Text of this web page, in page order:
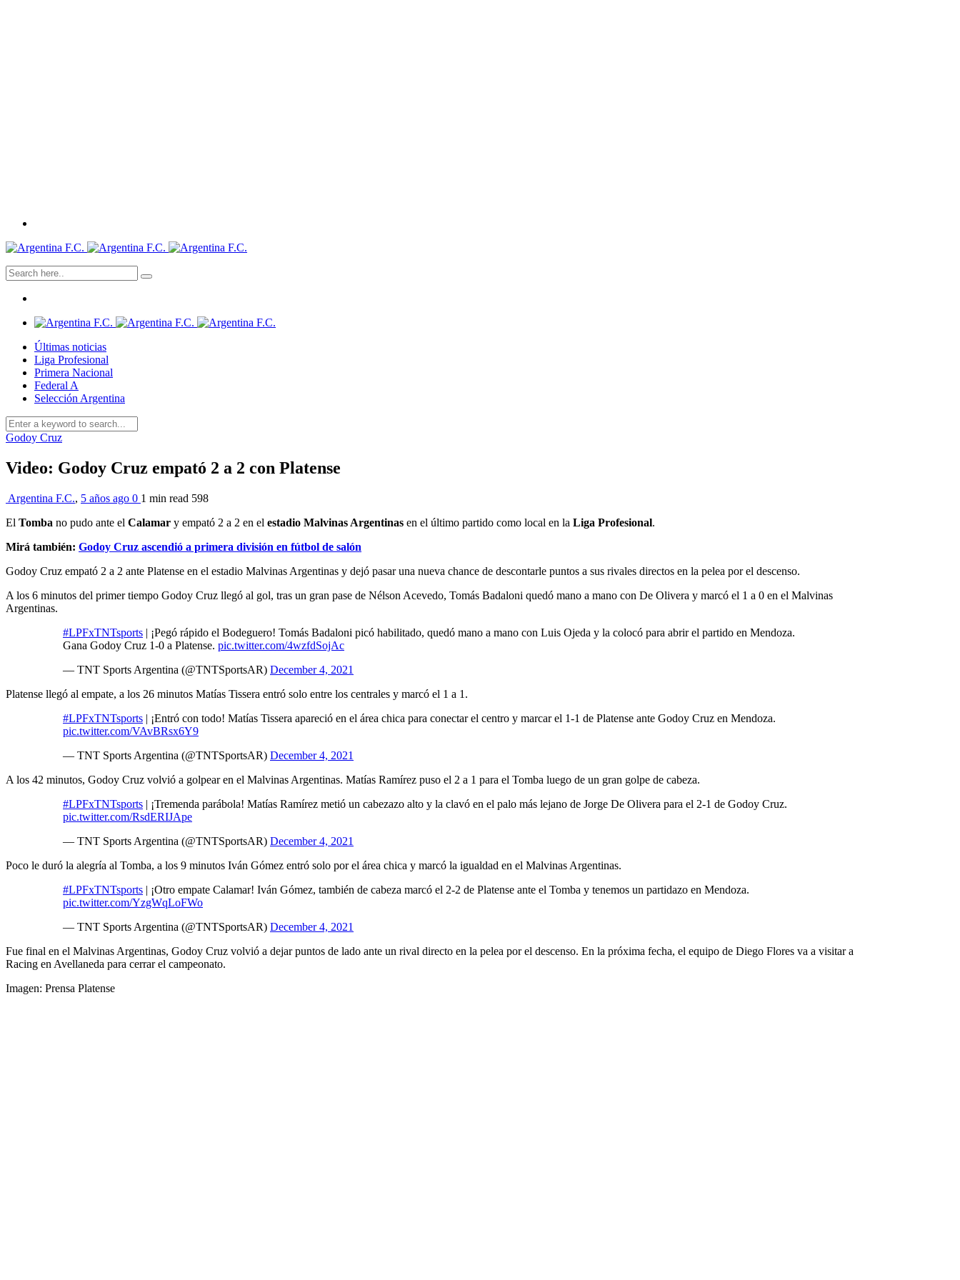
Últimas noticias
Liga Profesional
Primera Nacional
Federal A
Selección Argentina
Godoy Cruz
Video: Godoy Cruz empató 2 a 2 con Platense
Argentina F.C., 5 años ago 0 1 min read 598
El Tomba no pudo ante el Calamar y empató 2 a 2 en el estadio Malvinas Argentinas en el último partido como local en la Liga Profesional.
Mirá también: Godoy Cruz ascendió a primera división en fútbol de salón
Godoy Cruz empató 2 a 2 ante Platense en el estadio Malvinas Argentinas y dejó pasar una nueva chance de descontarle puntos a sus rivales directos en la pelea por el descenso.
A los 6 minutos del primer tiempo Godoy Cruz llegó al gol, tras un gran pase de Nélson Acevedo, Tomás Badaloni quedó mano a mano con De Olivera y marcó el 1 a 0 en el Malvinas
Argentinas.
#LPFxTNTsports | ¡Pegó rápido el Bodeguero! Tomás Badaloni picó habilitado, quedó mano a mano con Luis Ojeda y la colocó para abrir el partido en Mendoza.
Gana Godoy Cruz 1-0 a Platense. pic.twitter.com/4wzfdSojAc
— TNT Sports Argentina (@TNTSportsAR) December 4, 2021
Platense llegó al empate, a los 26 minutos Matías Tissera entró solo entre los centrales y marcó el 1 a 1.
#LPFxTNTsports | ¡Entró con todo! Matías Tissera apareció en el área chica para conectar el centro y marcar el 1-1 de Platense ante Godoy Cruz en Mendoza.
pic.twitter.com/VAvBRsx6Y9
— TNT Sports Argentina (@TNTSportsAR) December 4, 2021
A los 42 minutos, Godoy Cruz volvió a golpear en el Malvinas Argentinas. Matías Ramírez puso el 2 a 1 para el Tomba luego de un gran golpe de cabeza.
#LPFxTNTsports | ¡Tremenda parábola! Matías Ramírez metió un cabezazo alto y la clavó en el palo más lejano de Jorge De Olivera para el 2-1 de Godoy Cruz.
pic.twitter.com/RsdERIJApe
— TNT Sports Argentina (@TNTSportsAR) December 4, 2021
Poco le duró la alegría al Tomba, a los 9 minutos Iván Gómez entró solo por el área chica y marcó la igualdad en el Malvinas Argentinas.
#LPFxTNTsports | ¡Otro empate Calamar! Iván Gómez, también de cabeza marcó el 2-2 de Platense ante el Tomba y tenemos un partidazo en Mendoza.
pic.twitter.com/YzgWqLoFWo
— TNT Sports Argentina (@TNTSportsAR) December 4, 2021
Fue final en el Malvinas Argentinas, Godoy Cruz volvió a dejar puntos de lado ante un rival directo en la pelea por el descenso. En la próxima fecha, el equipo de Diego Flores va a visitar a
Racing en Avellaneda para cerrar el campeonato.
Imagen: Prensa Platense